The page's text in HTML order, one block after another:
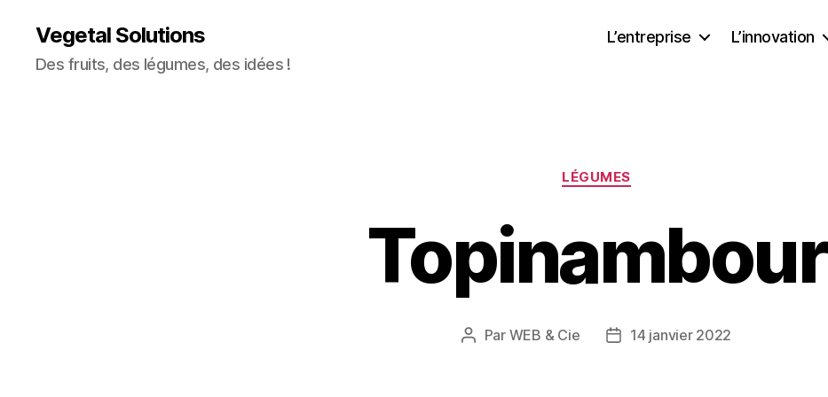
Vegetal Solutions
Des fruits, des légumes, des idées !
L’entreprise L’innovation
Catégories
LÉGUMES
Topinambour
Auteur
Par WEB & Cie
Date14 janvier 2022